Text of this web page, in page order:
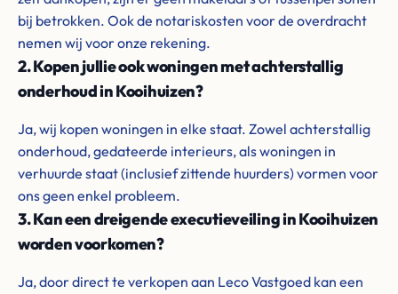
bij betrokken. Ook de notariskosten voor de overdracht
nemen wij voor onze rekening.
2. Kopen jullie ook woningen met achterstallig
onderhoud in Kooihuizen?
Ja, wij kopen woningen in elke staat. Zowel achterstallig
onderhoud, gedateerde interieurs, als woningen in
verhuurde staat (inclusief zittende huurders) vormen voor
ons geen enkel probleem.
3. Kan een dreigende executieveiling in Kooihuizen
worden voorkomen?
Ja, door direct te verkopen aan Leco Vastgoed kan een